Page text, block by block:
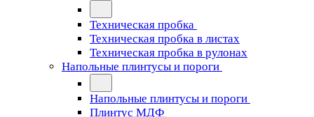
Техническая пробка
Техническая пробка в листах
Техническая пробка в рулонах
Напольные плинтусы и пороги
Напольные плинтусы и пороги
Плинтус МДФ